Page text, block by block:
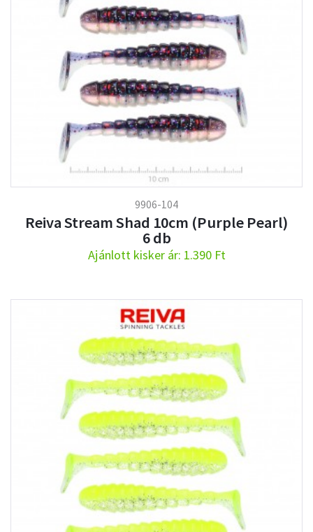
9906-104
Reiva Stream Shad 10cm (Purple Pearl)
6 db
Ajánlott kisker ár: 1.390 Ft